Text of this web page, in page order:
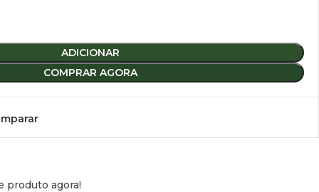
seu cesto apenas se precisar dele como peça de
utilizador neste link: clique aqui.
todos os acessórios de distribuição de ar da Weabasto.
ADICIONAR
COMPRAR AGORA
produto agora!